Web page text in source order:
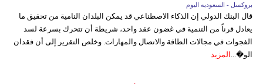
بروكسل - السعوديه اليوم
قال البنك الدولي إن الذكاء الاصطناعي قد يمكن البلدان النامية من تحقيق ما
يعادل قرناً من التنمية في غضون عقد واحد، شريطة أن تتحرك بسرعة لسد
الفجوات في مجالات الطاقة والاتصال والمهارات. وخلص التقرير إلى أن فقدان
الو�... المزيد